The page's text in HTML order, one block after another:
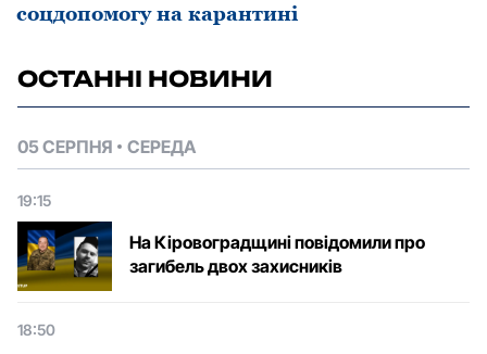
соцдопомогу на каpантині
ОСТАННІ НОВИНИ
05 СЕРПНЯ СЕРЕДА
19:15
На Кіровоградщині повідомили про
загибель двох захисників
18:50